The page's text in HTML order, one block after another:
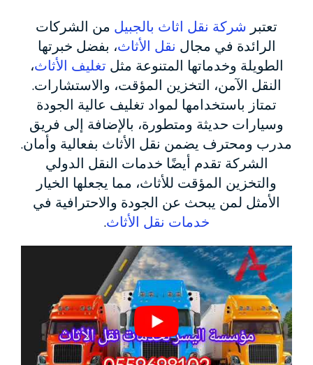
تعتبر شركة نقل اثاث بالجبيل من الشركات
الرائدة في مجال نقل الأثاث، بفضل خبرتها
الطويلة وخدماتها المتنوعة مثل تغليف الأثاث،
النقل الآمن، التخزين المؤقت، والاستشارات.
تمتاز باستخدامها لمواد تغليف عالية الجودة
وسيارات حديثة ومتطورة، بالإضافة إلى فريق
مدرب ومحترف يضمن نقل الأثاث بفعالية وأمان.
الشركة تقدم أيضًا خدمات النقل الدولي
والتخزين المؤقت للأثاث، مما يجعلها الخيار
الأمثل لمن يبحث عن الجودة والاحترافية في
خدمات نقل الأثاث.